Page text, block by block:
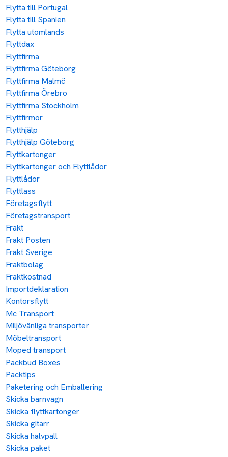
Flytta till Portugal
Flytta till Spanien
Flytta utomlands
Flyttdax
Flyttfirma
Flyttfirma Göteborg
Flyttfirma Malmö
Flyttfirma Örebro
Flyttfirma Stockholm
Flyttfirmor
Flytthjälp
Flytthjälp Göteborg
Flyttkartonger
Flyttkartonger och Flyttlådor
Flyttlådor
Flyttlass
Företagsflytt
Företagstransport
Frakt
Frakt Posten
Frakt Sverige
Fraktbolag
Fraktkostnad
Importdeklaration
Kontorsflytt
Mc Transport
Miljövänliga transporter
Möbeltransport
Moped transport
Packbud Boxes
Packtips
Paketering och Emballering
Skicka barnvagn
Skicka flyttkartonger
Skicka gitarr
Skicka halvpall
Skicka paket